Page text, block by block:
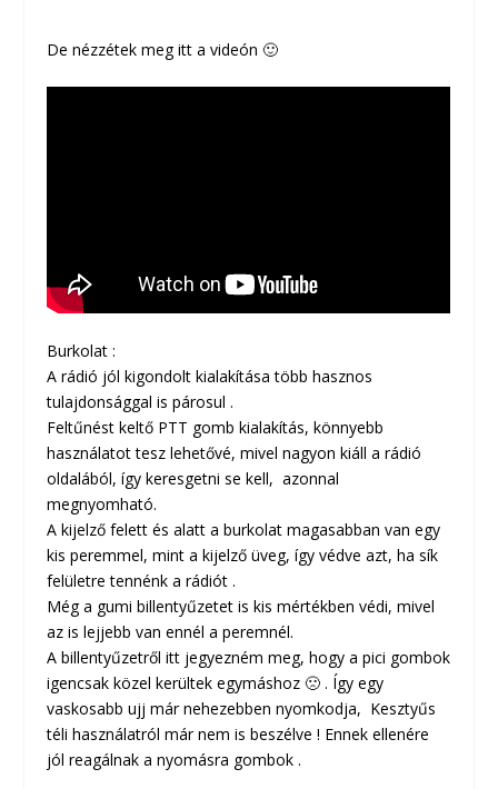
De nézzétek meg itt a videón 🙂
Burkolat :
A rádió jól kigondolt kialakítása több hasznos
tulajdonsággal is párosul .
Feltűnést keltő PTT gomb kialakítás, könnyebb
használatot tesz lehetővé, mivel nagyon kiáll a rádió
oldalából, így keresgetni se kell, azonnal
megnyomható.
A kijelző felett és alatt a burkolat magasabban van egy
kis peremmel, mint a kijelző üveg, így védve azt, ha sík
felületre tennénk a rádiót .
Még a gumi billentyűzetet is kis mértékben védi, mivel
az is lejjebb van ennél a peremnél.
A billentyűzetről itt jegyezném meg, hogy a pici gombok
igencsak közel kerültek egymáshoz 🙁 . Így egy
vaskosabb ujj már nehezebben nyomkodja, Kesztyűs
téli használatról már nem is beszélve ! Ennek ellenére
jól reagálnak a nyomásra gombok .